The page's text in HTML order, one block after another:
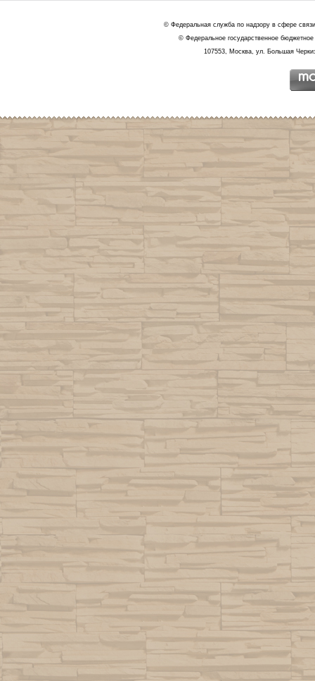
© Федеральная служба по надзору в сфере
© Федеральное государственное
107553, Москва, ул. Большая